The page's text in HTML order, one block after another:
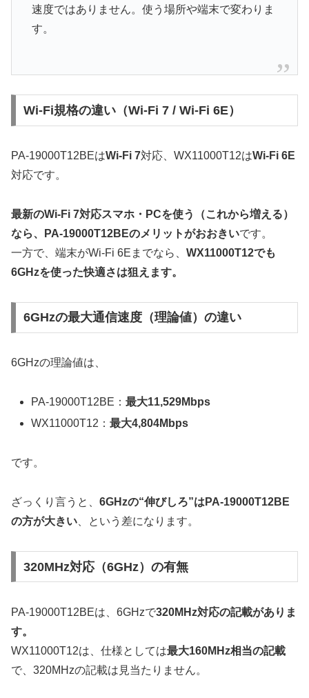
速度ではありません。使う場所や端末で変わりま
す。
Wi-Fi規格の違い（Wi-Fi 7 / Wi-Fi 6E）
PA-19000T12BEはWi-Fi 7対応、WX11000T12はWi-Fi 6E
対応です。
最新のWi-Fi 7対応スマホ・PCを使う（これから増える）
なら、PA-19000T12BEのメリットがおおきいです。
一方で、端末がWi-Fi 6Eまでなら、 WX11000T12でも
6GHzを使った快適さは狙えます。
6GHzの最大通信速度（理論値）の違い
6GHzの理論値は、
PA-19000T12BE：最大11,529Mbps
WX11000T12：最大4,804Mbps
です。
ざっくり言うと、 6GHzの“伸びしろ”はPA-19000T12BE
の方が大きい 、という差になります。
320MHz対応（6GHz）の有無
PA-19000T12BEは、6GHzで320MHz対応の記載がありま
す。
WX11000T12は、仕様としては最大160MHz相当の記載
で、320MHzの記載は見当たりません。